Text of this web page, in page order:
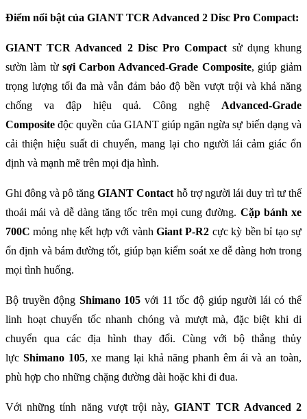
Điểm nổi bật của GIANT TCR Advanced 2 Disc Pro Compact:
GIANT TCR Advanced 2 Disc Pro Compact sử dụng khung
sườn làm từ sợi Carbon Advanced-Grade Composite, giúp giảm
trọng lượng tối đa mà vẫn đảm bảo độ bền vượt trội và khả năng
chống va đập hiệu quả. Công nghệ Advanced-Grade
Composite độc quyền của GIANT giúp ngăn ngừa sự biến dạng và
cải thiện hiệu suất di chuyển, mang lại cho người lái cảm giác ổn
định và mạnh mẽ trên mọi địa hình.
Ghi đông và pô tăngGIANT Contact hỗ trợ người lái duy trì tư thế
thoải mái và dễ dàng tăng tốc trên mọi cung đường. Cặp bánh xe
700C mỏng nhẹ kết hợp với vành Giant P-R2 cực kỳ bền bỉ tạo sự
ổn định và bám đường tốt, giúp bạn kiểm soát xe dễ dàng hơn trong
mọi tình huống.
Bộ truyền động Shimano 105 với 11 tốc độ giúp người lái có thể
linh hoạt chuyển tốc nhanh chóng và mượt mà, đặc biệt khi di
chuyển qua các địa hình thay đổi. Cùng với bộ thắng thủy
lực Shimano 105, xe mang lại khả năng phanh êm ái và an toàn,
phù hợp cho những chặng đường dài hoặc khi đi đua.
Với những tính năng vượt trội này,GIANT TCR Advanced 2